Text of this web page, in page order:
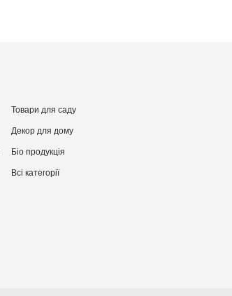
Товари для саду
Декор для дому
Бiо продукція
Всі категорії